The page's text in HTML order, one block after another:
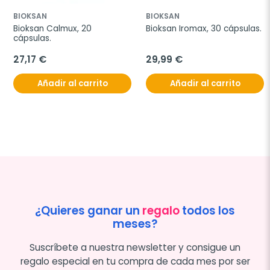
BIOKSAN
Bioksan Calmux, 20
cápsulas.
27,17 €
Añadir al carrito
BIOKSAN
Bioksan Iromax, 30 cápsulas.
29,99 €
Añadir al carrito
¿Quieres ganar un regalotodos los
meses?
Suscríbete a nuestra newsletter y consigue un
regalo especial en tu compra de cada mes por ser